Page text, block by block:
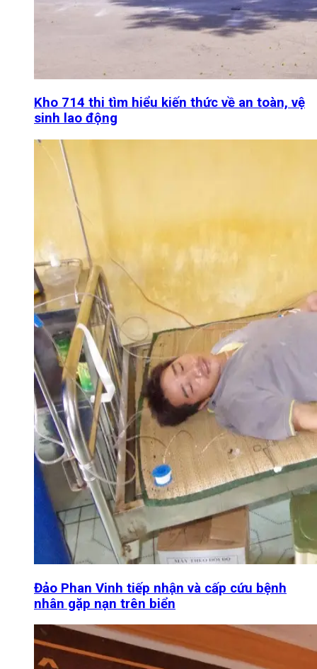
Kho 714 thi tìm hiểu kiến thức về an toàn, vệ
sinh lao động
Đảo Phan Vinh tiếp nhận và cấp cứu bệnh
nhân gặp nạn trên biển